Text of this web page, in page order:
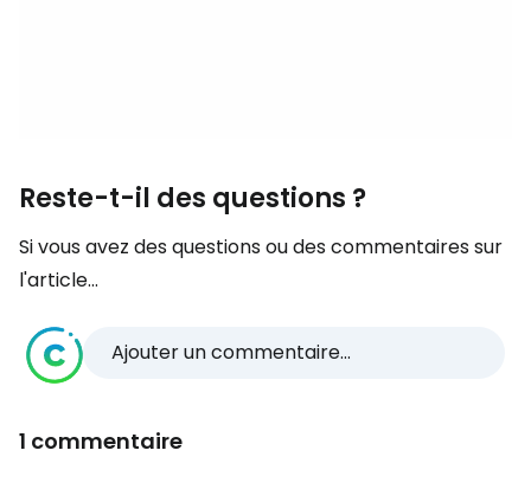
Reste-t-il des questions ?
Si vous avez des questions ou des commentaires sur
l'article...
Ajouter un commentaire...
1 commentaire